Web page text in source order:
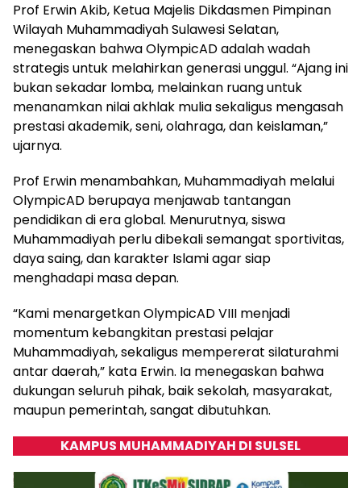
Prof Erwin Akib, Ketua Majelis Dikdasmen Pimpinan
Wilayah Muhammadiyah Sulawesi Selatan,
menegaskan bahwa OlympicAD adalah wadah
strategis untuk melahirkan generasi unggul. “Ajang ini
bukan sekadar lomba, melainkan ruang untuk
menanamkan nilai akhlak mulia sekaligus mengasah
prestasi akademik, seni, olahraga, dan keislaman,”
ujarnya.
Prof Erwin menambahkan, Muhammadiyah melalui
OlympicAD berupaya menjawab tantangan
pendidikan di era global. Menurutnya, siswa
Muhammadiyah perlu dibekali semangat sportivitas,
daya saing, dan karakter Islami agar siap
menghadapi masa depan.
“Kami menargetkan OlympicAD VIII menjadi
momentum kebangkitan prestasi pelajar
Muhammadiyah, sekaligus mempererat silaturahmi
antar daerah,” kata Erwin. Ia menegaskan bahwa
dukungan seluruh pihak, baik sekolah, masyarakat,
maupun pemerintah, sangat dibutuhkan.
KAMPUS MUHAMMADIYAH DI SULSEL